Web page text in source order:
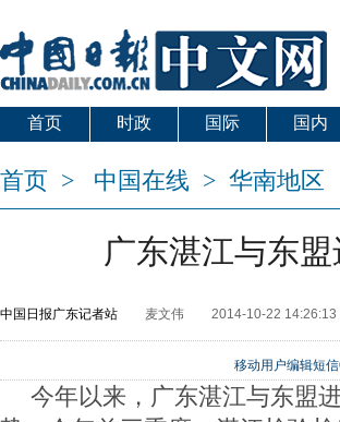
首页 时政 国际 国内
首页 > 中国在线 > 华南地区
广东湛江与东
中国日报广东记者站 麦文伟 2014-10-22 14:26:13
移动用户编辑短
今年以来，广东湛江与东盟